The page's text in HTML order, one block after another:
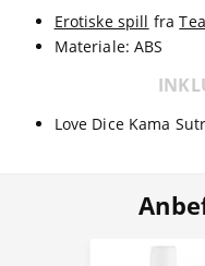
Erotiske spill fra
Materiale: ABS
Love Dice Kama